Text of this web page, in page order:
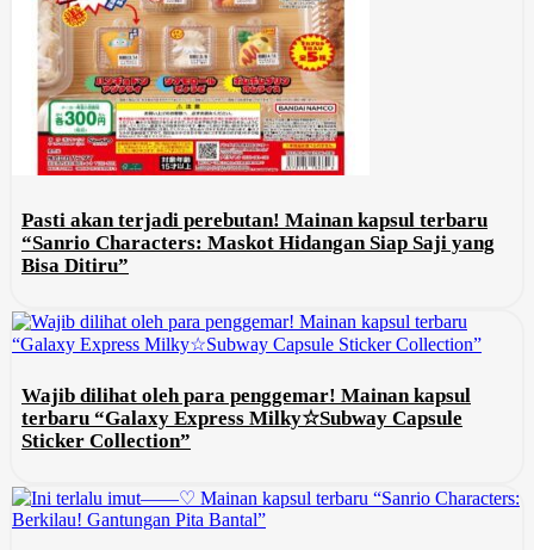
Pasti akan terjadi perebutan! Mainan kapsul terbaru
“Sanrio Characters: Maskot Hidangan Siap Saji yang
Bisa Ditiru”
Wajib dilihat oleh para penggemar! Mainan kapsul
terbaru “Galaxy Express Milky☆Subway Capsule
Sticker Collection”